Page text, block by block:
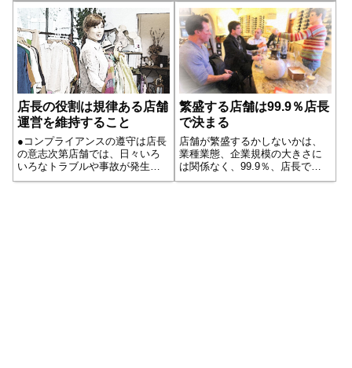
舗を作り上げていれば、お客様
は比較検討し優れた店舗に移っ
てしまう。だから常に店長は、
他店に負けない際立った魅力
と、存在感のある店舗を作らな
ければならない。それには、競
合を
はプロに対して指示を与えない
といけないという勇気と配慮が
必要になります。店舗全体のあ
るべき姿を考えて、全体を活か
すという発想で物事を考え、店
舗の段取りを良くするという目
的さえぶれなければ、その部門
の経験がなくとも、間違った指
示を出すことは少なくなるはず
です。
店長の役割は規律ある店舗
運営を維持すること
●コンプライアンスの遵守は店長
の意志次第店舗では、日々いろ
いろなトラブルや事故が発生し
ます。そういうトラブルや事故
繁盛する店舗は99.9％店長
で決まる
店舗が繁盛するかしないかは、
業種業態、企業規模の大きさに
は関係なく、99.9％、店長で決
まります。よく言われますが